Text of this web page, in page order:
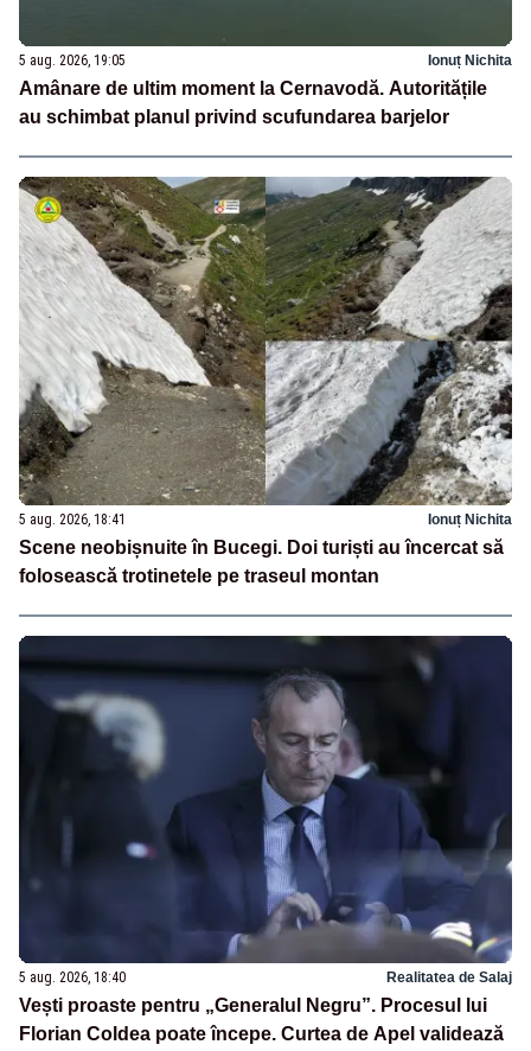
5 aug. 2026, 19:05 Ionuț Nichita
Amânare de ultim moment la Cernavodă. Autoritățile
au schimbat planul privind scufundarea barjelor
5 aug. 2026, 18:41 Ionuț Nichita
Scene neobișnuite în Bucegi. Doi turiști au încercat să
folosească trotinetele pe traseul montan
5 aug. 2026, 18:40 Realitatea de Salaj
Vești proaste pentru „Generalul Negru”. Procesul lui
Florian Coldea poate începe. Curtea de Apel validează